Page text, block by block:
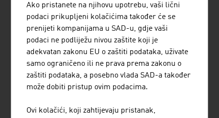
transfer.
Inovativna rješenja korištenjem digitalizacije i IT-a u
svrhu optimizacije procesa transportnog protoka i
primjenjivanjem oblak tehnologije.
Austrijski sektor logistike je posvećen logistici
krajnjeg potrošača i uzima u obzir zahtjeve kupaca u
pogledu troškova i kraćeg vremena isporuke, na
primjer, putem online trgovine.
Ako pristanete na njihovu upotrebu, vaši lični
podaci prikupljeni kolačićima također će se
prenijeti kompanijama u SAD-u, gdje vaši
podaci ne podliježu nivou zaštite koji je
adekvatan zakonu EU o zaštiti podataka, uživate
samo ograničeno ili ne prava prema zakonu o
zaštiti podataka, a posebno vlada SAD-a također
može dobiti pristup ovim podacima.
Ovi kolačići, koji zahtijevaju pristanak,